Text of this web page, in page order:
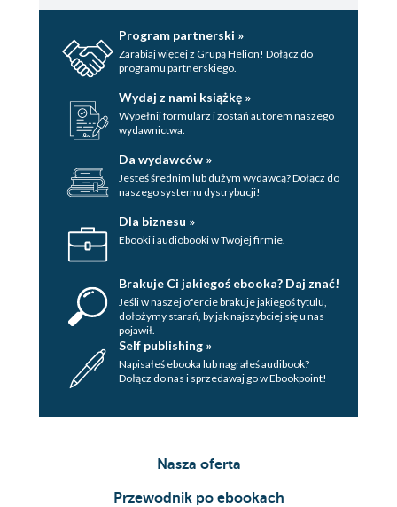
Program partnerski »
Zarabiaj więcej z Grupą Helion! Dołącz do
programu partnerskiego.
Wydaj z nami książkę »
Wypełnij formularz i zostań autorem naszego
wydawnictwa.
Da wydawców »
Jesteś średnim lub dużym wydawcą? Dołącz do
naszego systemu dystrybucji!
Dla biznesu »
Ebooki i audiobooki w Twojej firmie.
Brakuje Ci jakiegoś ebooka? Daj znać!
Jeśli w naszej ofercie brakuje jakiegoś tytulu,
dołożymy starań, by jak najszybciej się u nas
pojawił.
Self publishing »
Napisałeś ebooka lub nagrałeś audibook?
Dołącz do nas i sprzedawaj go w Ebookpoint!
Nasza oferta
Przewodnik po ebookach